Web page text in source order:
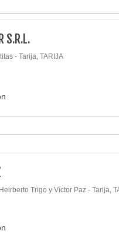
S.R.L.
- Tarija, TARIJA
Trigo y Víctor Paz - Tarija,